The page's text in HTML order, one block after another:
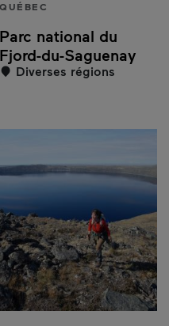
QUÉBEC
Parc national du
Fjord-du-Saguenay
Diverses régions